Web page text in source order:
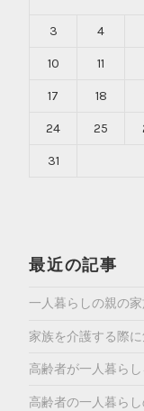
3 4
10 11
17 18
24 25
31
最近の記事
一人暮らしの親の
家族を介護する際
高齢者が一人暮ら
高齢者の一人暮ら